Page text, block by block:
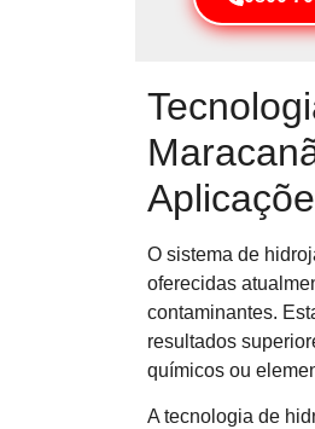
O sistema de
oferecidas
contaminantes.
resultados
químicos ou
A tecnologia de